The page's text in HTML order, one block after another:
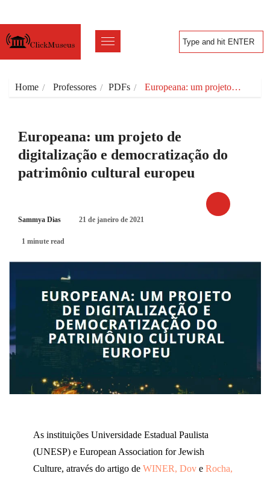
Home Professores PDFs Europeana: um projeto…
Europeana: um projeto de
digitalização e democratização do
patrimônio cultural europeu
Sammya Dias 21 de janeiro de 2021
1 minute read
As instituições Universidade Estadual Paulista
(UNESP) e European Association for Jewish
Culture, através do artigo de WINER, Dov e Rocha,